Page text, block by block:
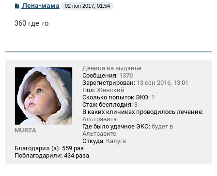
С
о
б
и
Лена-мама 02 ноя 2017, 01:54
360 где то
MURZA
Девица на выданье
Сообщения: 1370
Зарегистрирован: 13 сен 2016, 13:01
Пол: Женский
Сколько попыток ЭКО: 1
Стаж бесплодия: 3
В каких клиниках проводилось лечение:
Альтравита
Где было удачное ЭКО: будет в
Альтравите
Откуда: Калуга
Благодарил (а): 559 раз
Поблагодарили: 434 раза